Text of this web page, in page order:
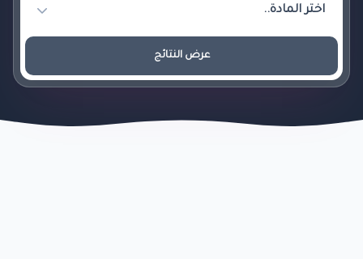
عرض النتائج